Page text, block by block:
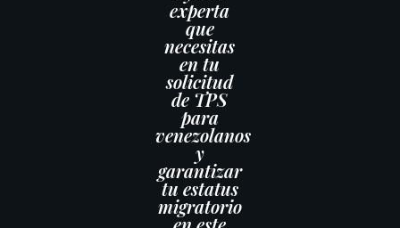
experta
que
necesitas
en tu
solicitud
de TPS
para
venezolanos
y
garantizar
tu estatus
migratorio